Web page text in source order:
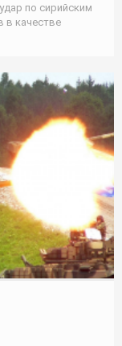
по сирийским
в качестве